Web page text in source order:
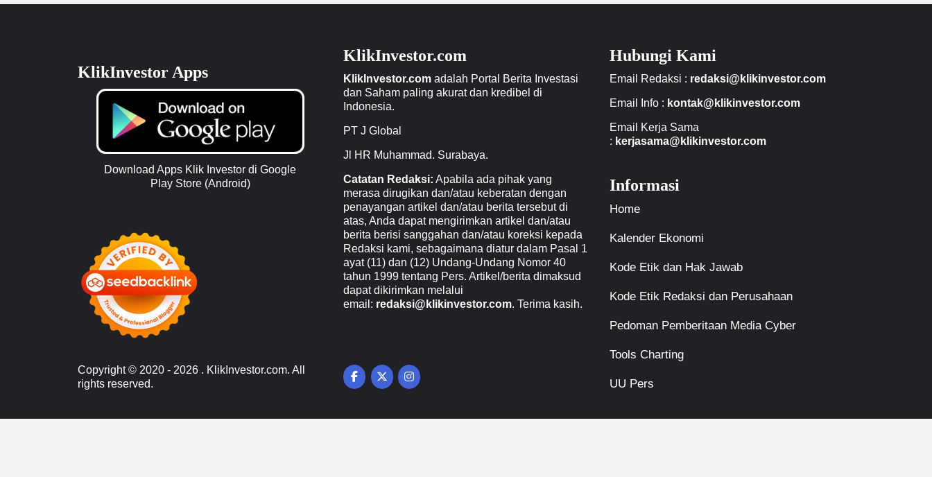
KlikInvestor Apps
Download Apps Klik Investor di Google
Play Store (Android)
Copyright © 2020 - 2026 . KlikInvestor.com. All
rights reserved.
KlikInvestor.com
KlikInvestor.com adalah Portal Berita Investasi
dan Saham paling akurat dan kredibel di
Indonesia.
PT J Global
Jl HR Muhammad. Surabaya.
Catatan Redaksi: Apabila ada pihak yang
merasa dirugikan dan/atau keberatan dengan
penayangan artikel dan/atau berita tersebut di
atas, Anda dapat mengirimkan artikel dan/atau
berita berisi sanggahan dan/atau koreksi kepada
Redaksi kami, sebagaimana diatur dalam Pasal 1
ayat (11) dan (12) Undang-Undang Nomor 40
tahun 1999 tentang Pers. Artikel/berita dimaksud
dapat dikirimkan melalui
email: redaksi@klikinvestor.com. Terima kasih.
Hubungi Kami
Email Redaksi : redaksi@klikinvestor.com
Email Info : kontak@klikinvestor.com
Email Kerja Sama
: kerjasama@klikinvestor.com
Informasi
Home
Kalender Ekonomi
Kode Etik dan Hak Jawab
Kode Etik Redaksi dan Perusahaan
Pedoman Pemberitaan Media Cyber
Tools Charting
UU Pers